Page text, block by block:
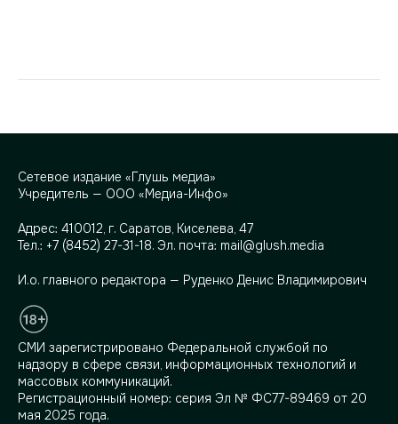
Сетевое издание «Глушь медиа»
Учредитель — ООО «Медиа-Инфо»
Адрес: 410012, г. Саратов, Киселева, 47
Тел.: +7 (8452) 27-31-18. Эл. почта: mail@glush.media
И.о. главного редактора — Руденко Денис Владимирович
СМИ зарегистрировано Федеральной службой по
надзору в сфере связи, информационных технологий и
массовых коммуникаций.
Регистрационный номер: серия Эл № ФС77-89469 от 20
мая 2025 года.